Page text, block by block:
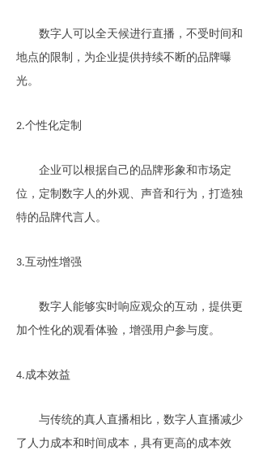
数字人可以全天候进行直播，不受时间和
地点的限制，为企业提供持续不断的品牌曝
光。
2.个性化定制
企业可以根据自己的品牌形象和市场定
位，定制数字人的外观、声音和行为，打造独
特的品牌代言人。
3.互动性增强
数字人能够实时响应观众的互动，提供更
加个性化的观看体验，增强用户参与度。
4.成本效益
与传统的真人直播相比，数字人直播减少
了人力成本和时间成本，具有更高的成本效